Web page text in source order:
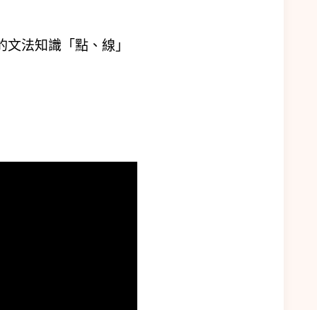
法知識「點、線」